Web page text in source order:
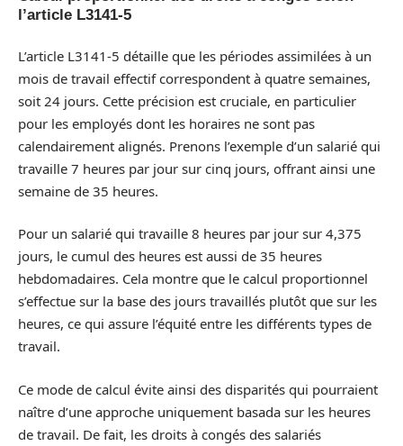
l’article L3141-5
L’article L3141-5 détaille que les périodes assimilées à un
mois de travail effectif correspondent à quatre semaines,
soit 24 jours. Cette précision est cruciale, en particulier
pour les employés dont les horaires ne sont pas
calendairement alignés. Prenons l’exemple d’un salarié qui
travaille 7 heures par jour sur cinq jours, offrant ainsi une
semaine de 35 heures.
Pour un salarié qui travaille 8 heures par jour sur 4,375
jours, le cumul des heures est aussi de 35 heures
hebdomadaires. Cela montre que le calcul proportionnel
s’effectue sur la base des jours travaillés plutôt que sur les
heures, ce qui assure l’équité entre les différents types de
travail.
Ce mode de calcul évite ainsi des disparités qui pourraient
naître d’une approche uniquement basada sur les heures
de travail. De fait, les droits à congés des salariés